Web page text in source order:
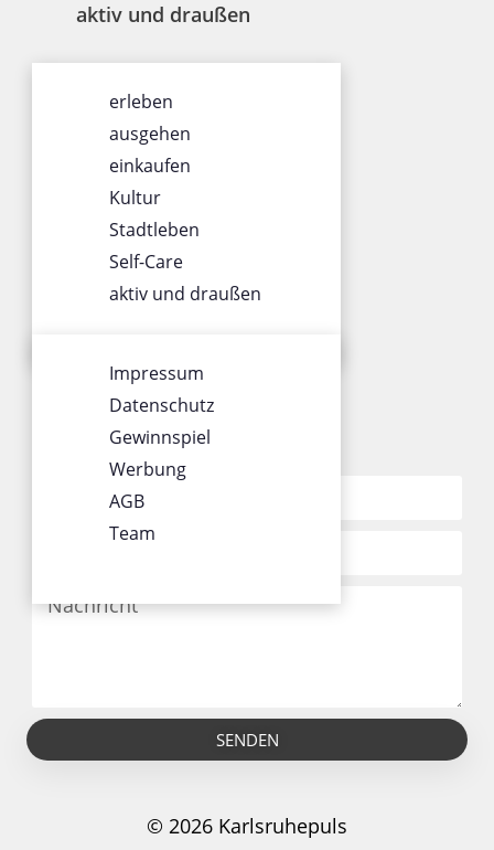
aktiv und draußen
erleben
ausgehen
einkaufen
Kultur
Stadtleben
Self-Care
aktiv und draußen
ÜBER UNS
Impressum
Datenschutz
Gewinnspiel
Werbung
AGB
Team
Impressum
Datenschutz
Gewinnspiel
Werbung
AGB
Team
SOCIALS
KONTAKT
SENDEN
© 2026 Karlsruhepuls